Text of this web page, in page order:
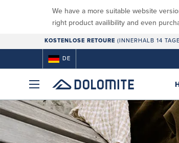
We have a more suitable website
right product availibility and even
KOSTENLOSE RETOURE (INNERHALB 14
DE